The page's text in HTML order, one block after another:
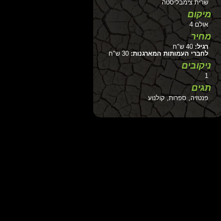
שרית צימבליסטה
מיקום
אולם 4
מחיר
רגיל:40 ש"ח
לחברי העמותות המארגנות:
ניקובים
1
תגים
פנטזיה, ספרות, קולנוע